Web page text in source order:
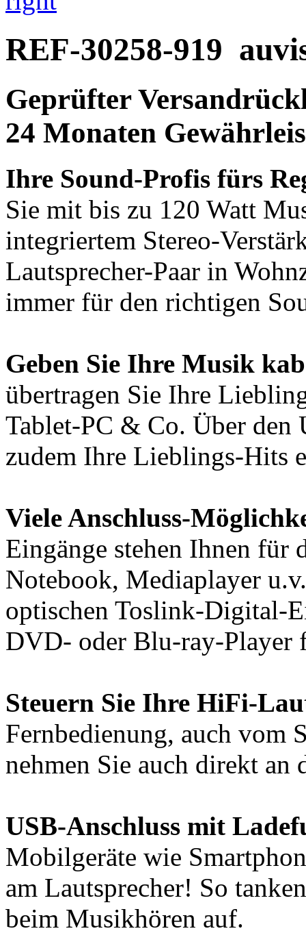
REF-30258-919
Geprüfter
24 Monaten
Ihre Sound-Profis fürs
Sie mit bis zu 120 Watt
integriertem Stereo-
Lautsprecher-Paar in
immer für den richtigen
Geben Sie Ihre Musik
übertragen Sie Ihre
Tablet-PC & Co. Über den
zudem Ihre Lieblings-Hits
Viele Anschluss-
Eingänge stehen Ihnen für
Notebook, Mediaplayer
optischen Toslink-Digital-
DVD- oder Blu-ray-Player
Steuern Sie Ihre HiFi-
Fernbedienung, auch vom
nehmen Sie auch direkt an
USB-Anschluss mit
Mobilgeräte wie
am Lautsprecher! So
beim Musikhören auf.